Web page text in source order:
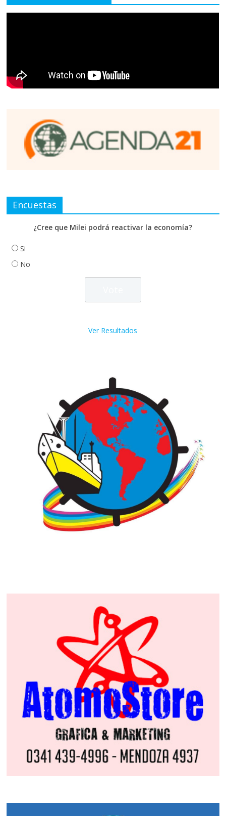
Encuestas
¿Cree que Milei podrá reactivar la economía?
Si
No
Ver Resultados